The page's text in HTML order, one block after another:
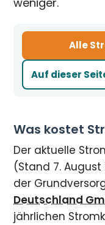
Auf dieser
Alle
Was kostet
Der aktuelle
(Stand 7. August
der
Deutschland
jährlichen